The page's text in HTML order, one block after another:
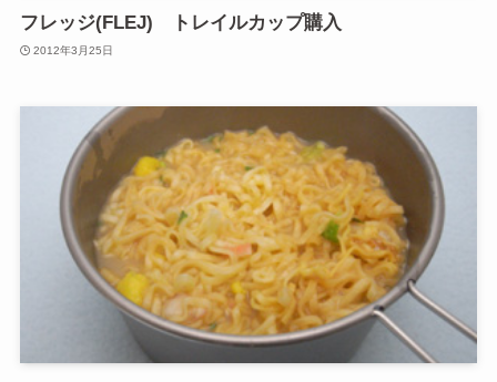
フレッジ(FLEJ) トレイルカップ購入
2012年3月25日